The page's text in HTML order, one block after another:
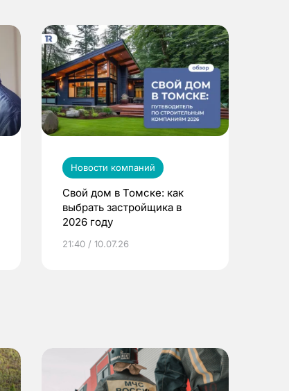
Новости компаний
Свой дом в Томске: как
выбрать застройщика в
2026 году
21:40 / 10.07.26